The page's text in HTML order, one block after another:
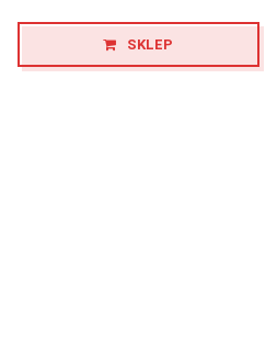
SKLEP